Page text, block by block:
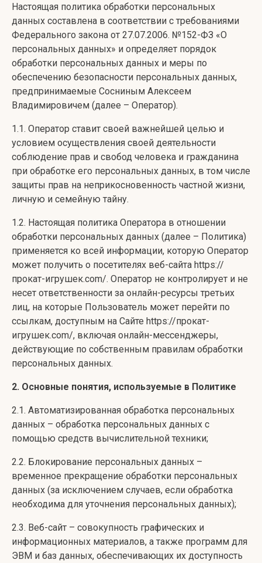
Настоящая политика обработки персональных
данных составлена в соответствии с требованиями
Федерального закона от 27.07.2006. №152-ФЗ «О
персональных данных» и определяет порядок
обработки персональных данных и меры по
обеспечению безопасности персональных данных,
предпринимаемые Сосниным Алексеем
Владимировичем (далее – Оператор).
1.1. Оператор ставит своей важнейшей целью и
условием осуществления своей деятельности
соблюдение прав и свобод человека и гражданина
при обработке его персональных данных, в том числе
защиты прав на неприкосновенность частной жизни,
личную и семейную тайну.
1.2. Настоящая политика Оператора в отношении
обработки персональных данных (далее – Политика)
применяется ко всей информации, которую Оператор
может получить о посетителях веб-сайта https://
прокат-игрушек.com/. Оператор не контролирует и не
несет ответственности за онлайн-ресурсы третьих
лиц, на которые Пользователь может перейти по
ссылкам, доступным на Сайте https://прокат-
игрушек.com/, включая онлайн-мессенджеры,
действующие по собственным правилам обработки
персональных данных.
2. Основные понятия, используемые в Политике
2.1. Автоматизированная обработка персональных
данных – обработка персональных данных с
помощью средств вычислительной техники;
2.2. Блокирование персональных данных –
временное прекращение обработки персональных
данных (за исключением случаев, если обработка
необходима для уточнения персональных данных);
2.3. Веб-сайт – совокупность графических и
информационных материалов, а также программ для
ЭВМ и баз данных, обеспечивающих их доступность